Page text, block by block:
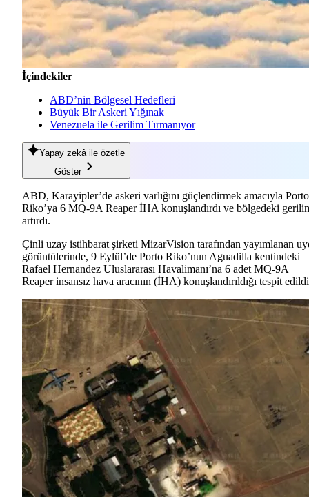
İçindekiler
ABD’nin Bölgesel Hedefleri
Büyük Bir Askeri Yığınak
Venezuela ile Gerilim Tırmanıyor
Yapay zekâ ile özetle
Göster
ABD, Karayipler’de askeri varlığını güçlendirmek amacıyla Porto
Riko’ya 6 MQ-9A Reaper İHA konuşlandırdı ve bölgedeki
artırdı.
Çinli uzay istihbarat şirketi MizarVision tarafından yayımlanan
görüntülerinde, 9 Eylül’de Porto Riko’nun Aguadilla kentindeki
Rafael Hernandez Uluslararası Havalimanı’na 6 adet MQ-9A
Reaper insansız hava aracının (İHA) konuşlandırıldığı tespit